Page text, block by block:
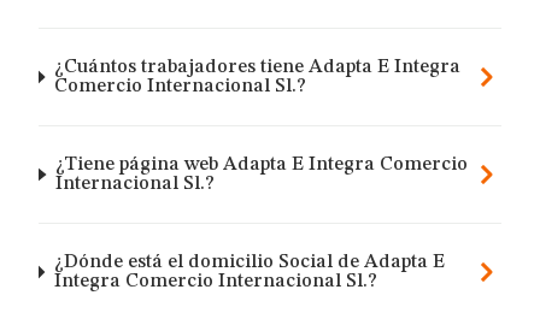
¿Cuántos trabajadores tiene Adapta E Integra
Comercio Internacional Sl.?
¿Tiene página web Adapta E Integra Comercio
Internacional Sl.?
¿Dónde está el domicilio Social de Adapta E
Integra Comercio Internacional Sl.?